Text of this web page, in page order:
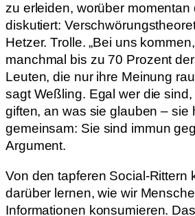
zu erleiden, worüber momentan
diskutiert:
Hetzer. Trolle. „Bei uns
manchmal bis zu 70 Prozent
Leuten, die nur ihre Meinung
sagt Weßling. Egal wer die
giften, an was sie glauben – sie
gemeinsam: Sie sind immun
Argument.
Von den tapferen Social-Rittern
darüber lernen, wie wir
Informationen konsumieren.